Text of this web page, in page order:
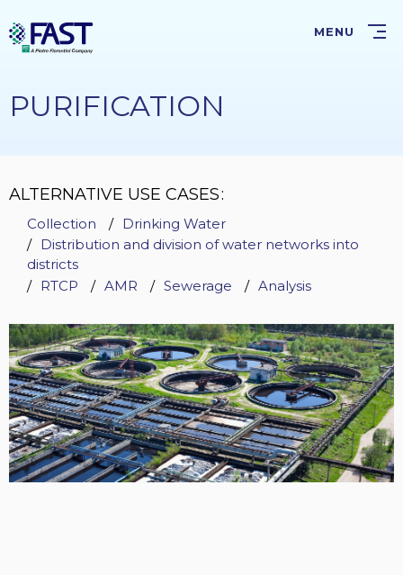
to
main
MENU
PURIFICATION
ALTERNATIVE USE CASES
Collection
Drinking Water
Distribution and division of water networks into
districts
RTCP
AMR Sewerage Analysis